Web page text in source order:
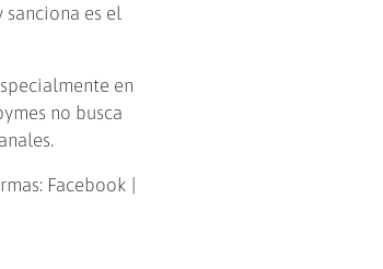
es el
en
no busca
Facebook |